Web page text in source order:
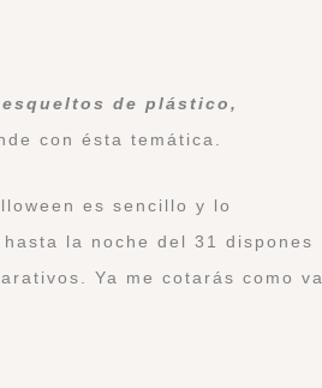
de plástico,
con ésta temática.
es sencillo y lo
la noche del 31 dispones
Ya me cotarás como va